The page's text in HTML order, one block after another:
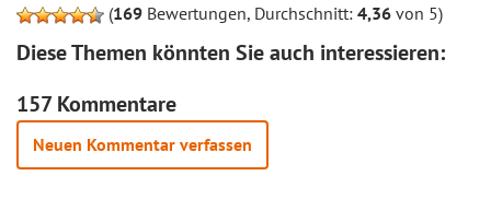
(169 Bewertungen, Durchschnitt: 4,36 von 5)
Diese Themen könnten Sie auch interessieren:
157 Kommentare
Neuen Kommentar verfassen